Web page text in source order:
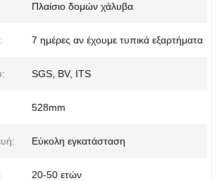
Πλαίσιο δομών χάλυβα
7 ημέρες αν έχουμε τυπικά εξαρτήματα
SGS, BV, ITS
528mm
Εύκολη εγκατάσταση
20-50 ετών